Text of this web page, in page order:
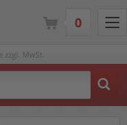
zzgl. MwSt.
0